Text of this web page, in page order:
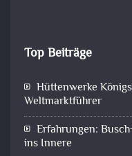
Top Beiträge
Hüttenwerke
Weltmarktführer
Erfahrungen:
ins Innere